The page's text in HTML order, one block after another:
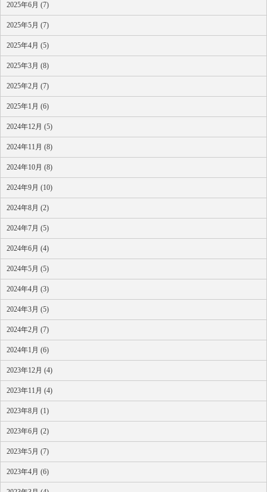
2025年6月 (7)
2025年5月 (7)
2025年4月 (5)
2025年3月 (8)
2025年2月 (7)
2025年1月 (6)
2024年12月 (5)
2024年11月 (8)
2024年10月 (8)
2024年9月 (10)
2024年8月 (2)
2024年7月 (5)
2024年6月 (4)
2024年5月 (5)
2024年4月 (3)
2024年3月 (5)
2024年2月 (7)
2024年1月 (6)
2023年12月 (4)
2023年11月 (4)
2023年8月 (1)
2023年6月 (2)
2023年5月 (7)
2023年4月 (6)